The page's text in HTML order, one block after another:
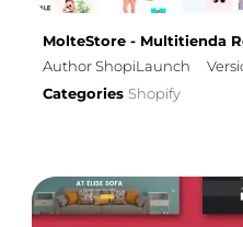
MolteStore - Multitienda
Author ShopiLaunch
Categories Shopify